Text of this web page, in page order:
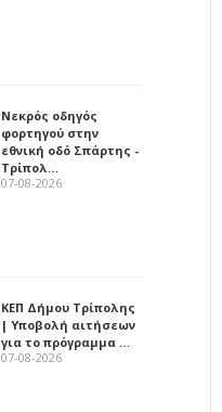
Νεκρός οδηγός
φορτηγού στην
εθνική οδό Σπάρτης -
Τρίπολ…
07-08-2026
ΚΕΠ Δήμου Τρίπολης
| Υποβολή αιτήσεων
για το πρόγραμμα …
07-08-2026